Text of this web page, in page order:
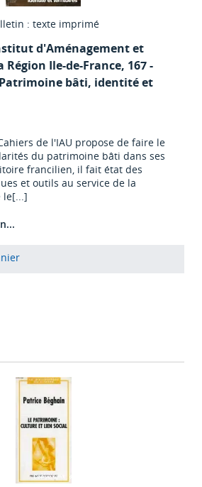
: texte imprimé
d'Aménagement et
Ile-de-France, 167 -
Patrimoine bâti, identité et
de l'IAU propose de faire le
du patrimoine bâti dans ses
francilien, il fait état des
et outils au service de la
le[...]